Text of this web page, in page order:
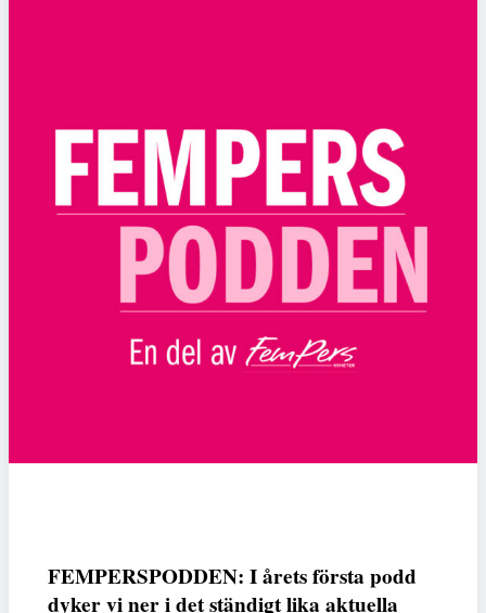
FEMPERSPODDEN: I årets första podd
dyker vi ner i det ständigt lika aktuella